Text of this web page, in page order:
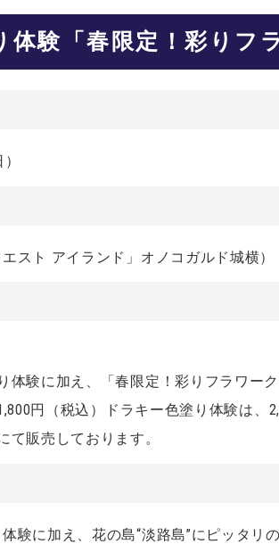
体験「春限定！彩りフ
スト アイランド」オノコガルド城横）
体験に加え、「春限定！彩りフラワー
円（税込）ドラキー色塗り体験は、
販売しております。
験に加え、花の島“淡路島”にピッタリ